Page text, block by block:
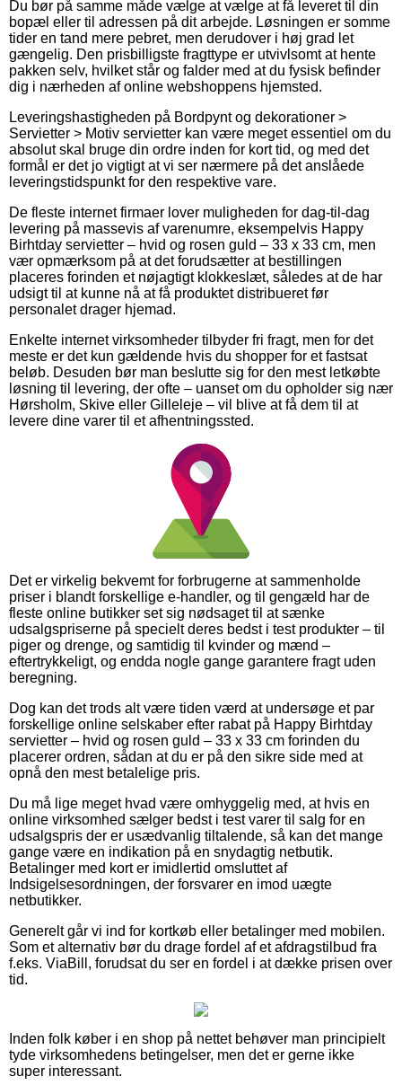
Du bør på samme måde vælge at vælge at få leveret til din
bopæl eller til adressen på dit arbejde. Løsningen er somme
tider en tand mere pebret, men derudover i høj grad let
gængelig. Den prisbilligste fragttype er utvivlsomt at hente
pakken selv, hvilket står og falder med at du fysisk befinder
dig i nærheden af online webshoppens hjemsted.
Leveringshastigheden på Bordpynt og dekorationer >
Servietter > Motiv servietter kan være meget essentiel om du
absolut skal bruge din ordre inden for kort tid, og med det
formål er det jo vigtigt at vi ser nærmere på det anslåede
leveringstidspunkt for den respektive vare.
De fleste internet firmaer lover muligheden for dag-til-dag
levering på massevis af varenumre, eksempelvis Happy
Birhtday servietter – hvid og rosen guld – 33 x 33 cm, men
vær opmærksom på at det forudsætter at bestillingen
placeres forinden et nøjagtigt klokkeslæt, således at de har
udsigt til at kunne nå at få produktet distribueret før
personalet drager hjemad.
Enkelte internet virksomheder tilbyder fri fragt, men for det
meste er det kun gældende hvis du shopper for et fastsat
beløb. Desuden bør man beslutte sig for den mest letkøbte
løsning til levering, der ofte – uanset om du opholder sig nær
Hørsholm, Skive eller Gilleleje – vil blive at få dem til at
levere dine varer til et afhentningssted.
Det er virkelig bekvemt for forbrugerne at sammenholde
priser i blandt forskellige e-handler, og til gengæld har de
fleste online butikker set sig nødsaget til at sænke
udsalgspriserne på specielt deres bedst i test produkter – til
piger og drenge, og samtidig til kvinder og mænd –
eftertrykkeligt, og endda nogle gange garantere fragt uden
beregning.
Dog kan det trods alt være tiden værd at undersøge et par
forskellige online selskaber efter rabat på Happy Birhtday
servietter – hvid og rosen guld – 33 x 33 cm forinden du
placerer ordren, sådan at du er på den sikre side med at
opnå den mest betalelige pris.
Du må lige meget hvad være omhyggelig med, at hvis en
online virksomhed sælger bedst i test varer til salg for en
udsalgspris der er usædvanlig tiltalende, så kan det mange
gange være en indikation på en snydagtig netbutik.
Betalinger med kort er imidlertid omsluttet af
Indsigelsesordningen, der forsvarer en imod uægte
netbutikker.
Generelt går vi ind for kortkøb eller betalinger med mobilen.
Som et alternativ bør du drage fordel af et afdragstilbud fra
f.eks. ViaBill, forudsat du ser en fordel i at dække prisen over
tid.
Inden folk køber i en shop på nettet behøver man principielt
tyde virksomhedens betingelser, men det er gerne ikke
super interessant.